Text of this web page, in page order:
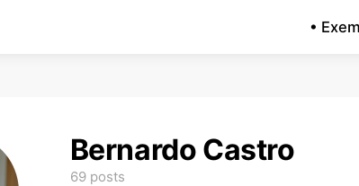
•
Bernardo Castro
69 posts